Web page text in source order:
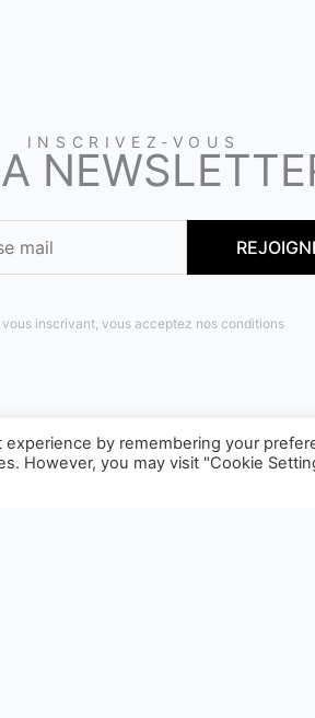
INSCRIVEZ-VOUS
vous inscrivant, vous acceptez nos conditions
by remembering your
However, you may visit "Cookie